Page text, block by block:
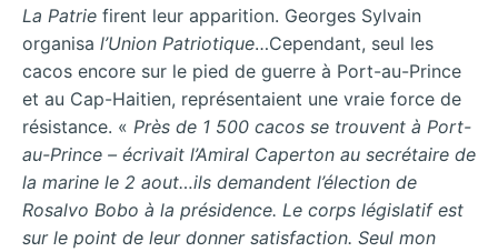
La Patrie firent leur apparition. Georges Sylvain
organisa l’Union Patriotique…Cependant, seul les
cacos encore sur le pied de guerre à Port-au-Prince
et au Cap-Haitien, représentaient une vraie force de
résistance. « Près de 1 500 cacos se trouvent à Port-
au-Prince – écrivait l’Amiral Caperton au secrétaire de
la marine le 2 aout…ils demandent l’élection de
Rosalvo Bobo à la présidence. Le corps législatif est
sur le point de leur donner satisfaction. Seul mon